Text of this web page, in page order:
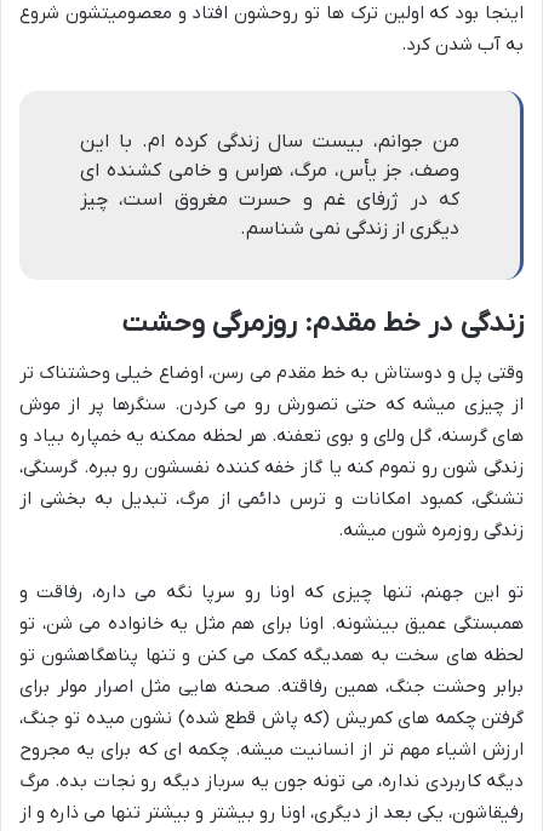
اینجا بود که اولین ترک ها تو روحشون افتاد و معصومیتشون شروع
به آب شدن کرد.
من جوانم، بیست سال زندگی کرده ام. با این
وصف، جز یأس، مرگ، هراس و خامی کشنده ای
که در ژرفای غم و حسرت مغروق است، چیز
دیگری از زندگی نمی شناسم.
زندگی در خط مقدم: روزمرگی وحشت
وقتی پل و دوستاش به خط مقدم می رسن، اوضاع خیلی وحشتناک تر
از چیزی میشه که حتی تصورش رو می کردن. سنگرها پر از موش
های گرسنه، گل ولای و بوی تعفنه. هر لحظه ممکنه یه خمپاره بیاد و
زندگی شون رو تموم کنه یا گاز خفه کننده نفسشون رو ببره. گرسنگی،
تشنگی، کمبود امکانات و ترس دائمی از مرگ، تبدیل به بخشی از
زندگی روزمره شون میشه.
تو این جهنم، تنها چیزی که اونا رو سرپا نگه می داره، رفاقت و
همبستگی عمیق بینشونه. اونا برای هم مثل یه خانواده می شن، تو
لحظه های سخت به همدیگه کمک می کنن و تنها پناهگاهشون تو
برابر وحشت جنگ، همین رفاقته. صحنه هایی مثل اصرار مولر برای
گرفتن چکمه های کمریش (که پاش قطع شده) نشون میده تو جنگ،
ارزش اشیاء مهم تر از انسانیت میشه. چکمه ای که برای یه مجروح
دیگه کاربردی نداره، می تونه جون یه سرباز دیگه رو نجات بده. مرگ
رفیقاشون، یکی بعد از دیگری، اونا رو بیشتر و بیشتر تنها می ذاره و از